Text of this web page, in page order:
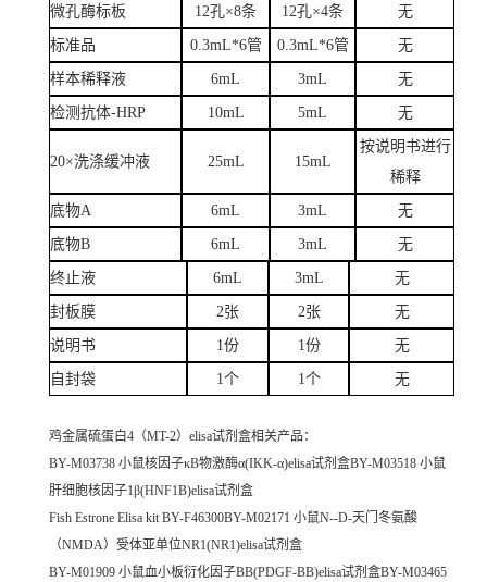
微孔酶标板 12孔×8条 12孔×4条 无
标准品 0.3mL*6管 0.3mL*6管 无
样本稀释液 6mL 3mL 无
检测抗体-HRP 10mL 5mL 无
20×洗涤缓冲液 25mL 15mL
按说明书进行
稀释
底物A 6mL 3mL 无
底物B 6mL 3mL 无
终止液 6mL 3mL 无
封板膜 2张 2张 无
说明书 1份 1份 无
自封袋 1个 1个 无
鸡金属硫蛋白4（MT-2）elisa试剂盒相关产品：
BY-M03738 小鼠核因子κB物激酶α(IKK-α)elisa试剂盒BY-M03518 小鼠
肝细胞核因子1β(HNF1B)elisa试剂盒
Fish Estrone Elisa kit BY-F46300BY-M02171 小鼠N--D-天门冬氨酸
（NMDA）受体亚单位NR1(NR1)elisa试剂盒
BY-M01909 小鼠血小板衍化因子BB(PDGF-BB)elisa试剂盒BY-M03465